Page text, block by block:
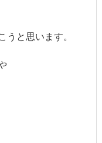
うと思います。